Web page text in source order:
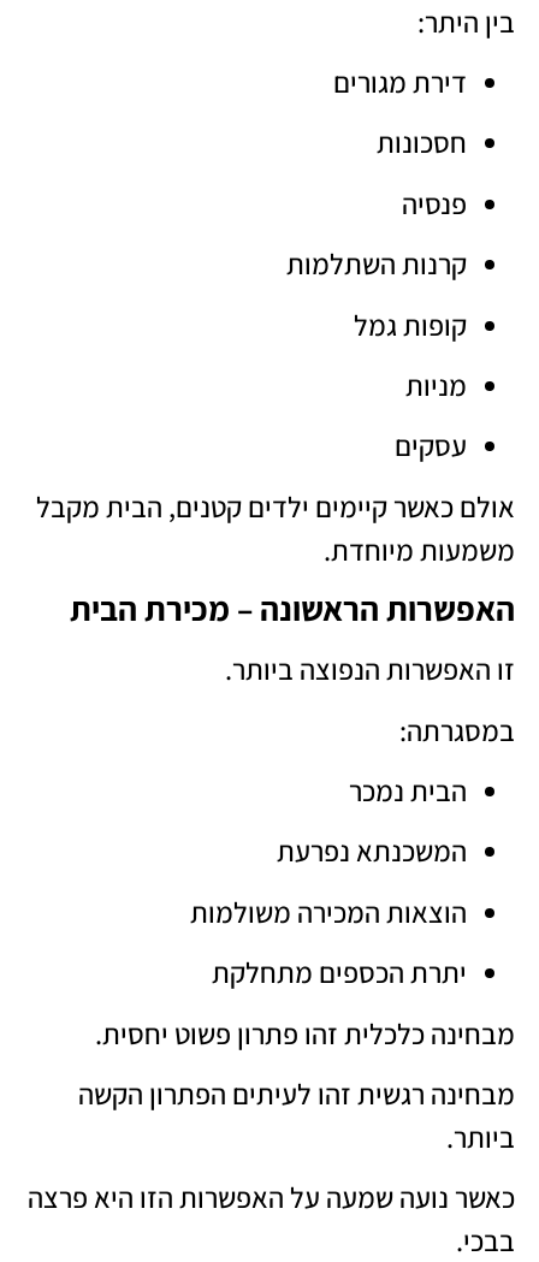
בין היתר:
דירת מגורים
חסכונות
פנסיה
קרנות השתלמות
קופות גמל
מניות
עסקים
אולם כאשר קיימים ילדים קטנים, הבית מקבל
משמעות מיוחדת.
האפשרות הראשונה – מכירת הבית
זו האפשרות הנפוצה ביותר.
במסגרתה:
הבית נמכר
המשכנתא נפרעת
הוצאות המכירה משולמות
יתרת הכספים מתחלקת
מבחינה כלכלית זהו פתרון פשוט יחסית.
מבחינה רגשית זהו לעיתים הפתרון הקשה
ביותר.
כאשר נועה שמעה על האפשרות הזו היא פרצה
בבכי.